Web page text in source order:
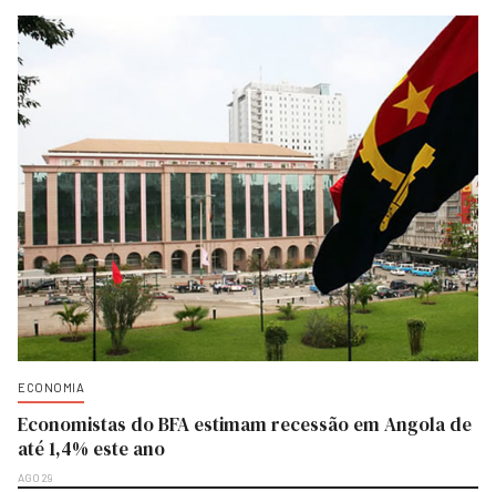
AGO 30
Economistas do BFA estimam recessão em Angola de
até 1,4% este ano